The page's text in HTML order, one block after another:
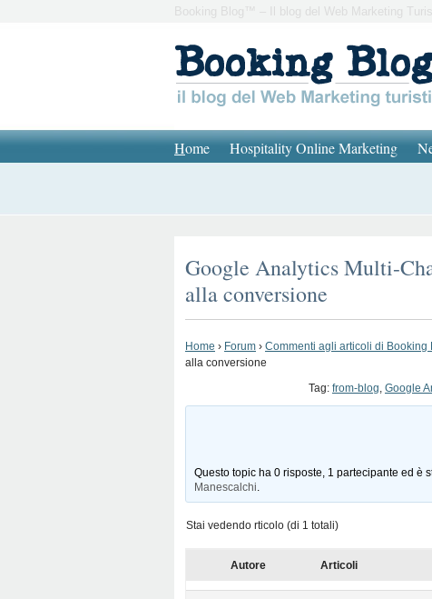
Booking Blog™ – Il blog del Web Marketing
Home Hospitality Online Marketing
Google Analytics Multi-
alla conversione
Home › Forum › Commenti agli articoli di Booking
alla conversione
Tag: from-blog, Google
Questo topic ha 0 risposte, 1 partecipante ed è
Manescalchi.
Stai vedendo rticolo (di 1 totali)
Autore Articoli